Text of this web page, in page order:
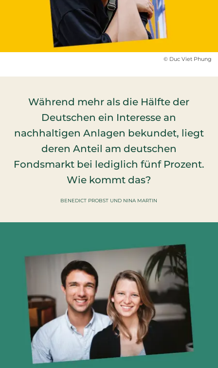
© Duc Viet Phung
Während mehr als die Hälfte der
Deutschen ein Interesse an
nachhaltigen Anlagen bekundet, liegt
deren Anteil am deutschen
Fondsmarkt bei lediglich fünf Prozent.
Wie kommt das?
BENEDICT PROBST UND NINA MARTIN